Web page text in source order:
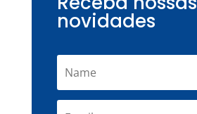
novidades